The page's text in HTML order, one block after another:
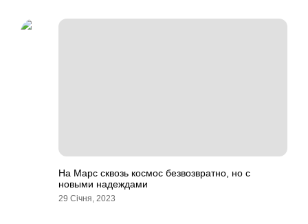
На Марс сквозь космос безвозвратно, но с
новыми надеждами
29 Січня, 2023